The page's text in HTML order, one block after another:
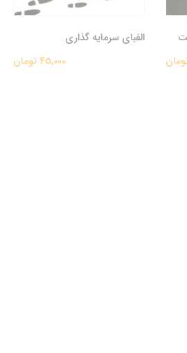
الفبای سرمایه گذاری
45,000 تومان